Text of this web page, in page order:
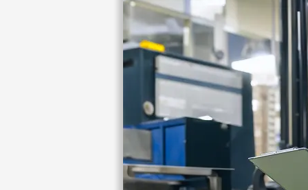
IRアー
カイブ
会社情
報
ニュー